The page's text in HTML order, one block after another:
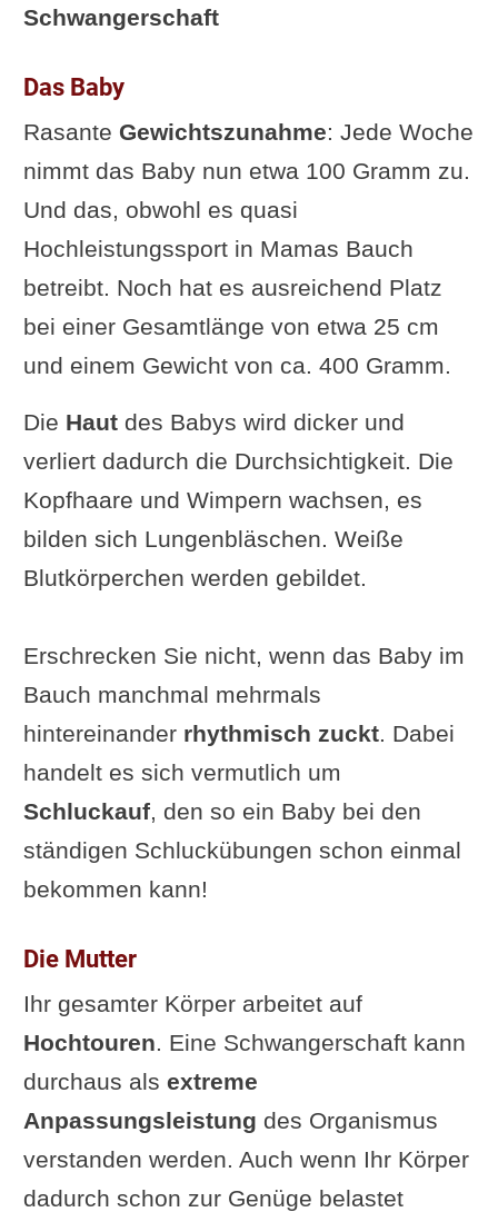
Schwangerschaft
Das Baby
Rasante Gewichtszunahme: Jede Woche
nimmt das Baby nun etwa 100 Gramm zu.
Und das, obwohl es quasi
Hochleistungssport in Mamas Bauch
betreibt. Noch hat es ausreichend Platz
bei einer Gesamtlänge von etwa 25 cm
und einem Gewicht von ca. 400 Gramm.
Die Haut des Babys wird dicker und
verliert dadurch die Durchsichtigkeit. Die
Kopfhaare und Wimpern wachsen, es
bilden sich Lungenbläschen. Weiße
Blutkörperchen werden gebildet.
Erschrecken Sie nicht, wenn das Baby im
Bauch manchmal mehrmals
hintereinanderrhythmisch zuckt. Dabei
handelt es sich vermutlich um
Schluckauf, den so ein Baby bei den
ständigen Schluckübungen schon einmal
bekommen kann!
Die Mutter
Ihr gesamter Körper arbeitet auf
Hochtouren. Eine Schwangerschaft kann
durchaus als extreme
Anpassungsleistung des Organismus
verstanden werden. Auch wenn Ihr Körper
dadurch schon zur Genüge belastet